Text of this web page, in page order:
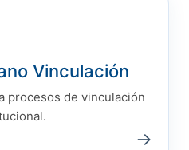
Vinculación
procesos de vinculación
→